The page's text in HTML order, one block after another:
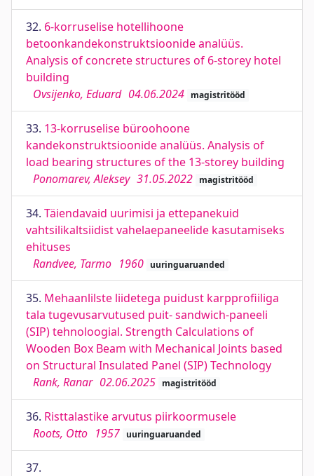
32. 6-korruselise hotellihoone
betoonkandekonstruktsioonide analüüs.
Analysis of concrete structures of 6-storey hotel
building
Ovsijenko, Eduard 04.06.2024 magistritööd
33. 13-korruselise büroohoone
kandekonstruktsioonide analüüs. Analysis of
load bearing structures of the 13-storey building
Ponomarev, Aleksey 31.05.2022 magistritööd
34. Täiendavaid uurimisi ja ettepanekuid
vahtsilikaltsiidist vahelaepaneelide kasutamiseks
ehituses
Randvee, Tarmo 1960 uuringuaruanded
35. Mehaanlilste liidetega puidust karpprofiiliga
tala tugevusarvutused puit- sandwich-paneeli
(SIP) tehnoloogial. Strength Calculations of
Wooden Box Beam with Mechanical Joints based
on Structural Insulated Panel (SIP) Technology
Rank, Ranar 02.06.2025 magistritööd
36. Risttalastike arvutus piirkoormusele
Roots, Otto 1957 uuringuaruanded
37.